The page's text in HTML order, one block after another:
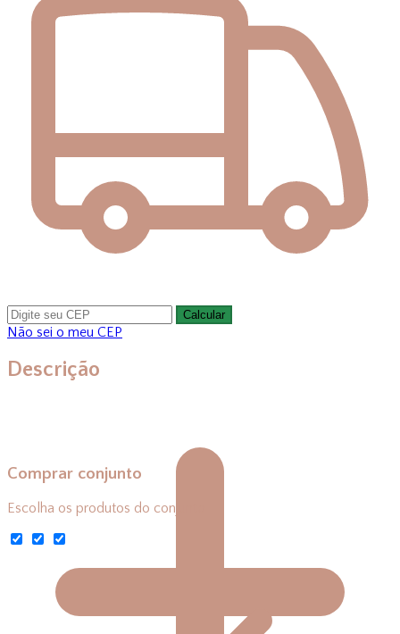
Calcular
Não sei o meu CEP
Descrição
Comprar conjunto
Escolha os produtos do conjunto